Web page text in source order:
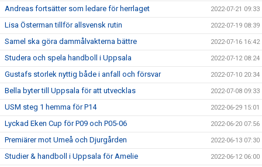
Andreas fortsätter som ledare för herrlaget 2022-07-21 09:33
Lisa Österman tillför allsvensk rutin 2022-07-19 08:39
Samel ska göra dammålvakterna bättre 2022-07-16 16:42
Studera och spela handboll i Uppsala 2022-07-12 08:24
Gustafs storlek nyttig både i anfall och försvar 2022-07-10 20:34
Bella byter till Uppsala för att utvecklas 2022-07-08 09:33
USM steg 1 hemma för P14 2022-06-29 15:01
Lyckad Eken Cup för P09 och P05-06 2022-06-20 07:56
Premiärer mot Umeå och Djurgården 2022-06-13 07:30
Studier & handboll i Uppsala för Amelie 2022-06-12 06:00